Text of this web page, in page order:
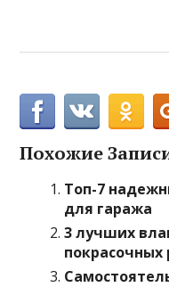
Похожие
Топ-7
для гаража
3 лучших
покрасочных